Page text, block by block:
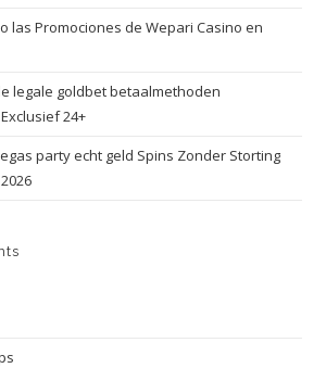
las Promociones de Wepari Casino en
legale goldbet betaalmethoden
24+
party echt geld Spins Zonder Storting